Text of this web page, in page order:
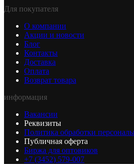
Для покупателя
О компании
Акции и новости
Блог
Контакты
Доставка
Оплата
Возврат товара
информация
Вакансии
Реквизиты
Политика обработки
Публичная оферта
Биржа для оптовиков
+7 (3452) 579-007